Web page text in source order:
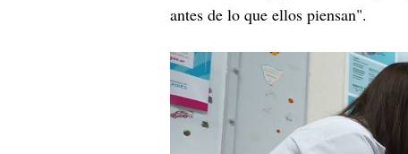
antes de lo que ellos piensan".